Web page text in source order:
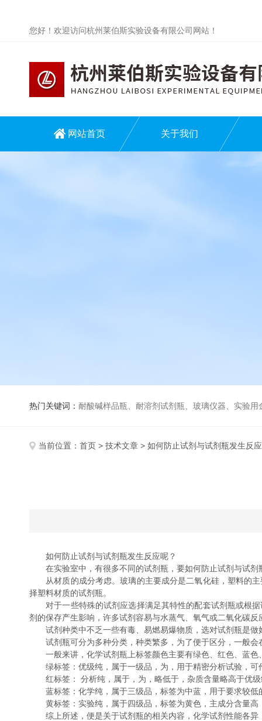
您好！欢迎访问杭州莱伯斯实验设备有限公司网站！
网站首页 关于我们
热门关键词： 耐酸碱样品瓶、耐溶剂试剂瓶、玻璃仪器、实验
当前位置： 首页 > 技术文章 > 如何防止试剂与试剂瓶发生反
如何防止试剂与试剂瓶发生反应呢？
在实验室中，有很多不同的试剂瓶，要如何防止试剂与试剂
从材质的成分考虑。玻璃的主要成分是二氧化硅，塑料的主
择塑料材质的试剂瓶。
对于一些特殊的试剂应选择满足其特性的配套试剂瓶或根据
剂的保存产生影响，许多试剂容易与水蒸气、氧气或二氧化碳
试剂种类中不乏一些有毒、易燃易爆物质，选对试剂瓶是做
试剂瓶可分为多种分类，种类繁多，为了便于区分，一般会
一般来讲，化学试剂瓶上标签颜色主要有绿色、红色、蓝色
绿标签：优级纯，属于一级品，为，用于精密分析试验，可
红标签： 分析纯，属于，为，略低于，杂质含量略高于优级
蓝标签：化学纯，属于三级品，标签为中蓝，用于要求较低
黄标签：实验纯，属于四级品，标签为黄色，主成分含量高
综上所述，便是关于试剂瓶的相关内容，化学试剂性能各异